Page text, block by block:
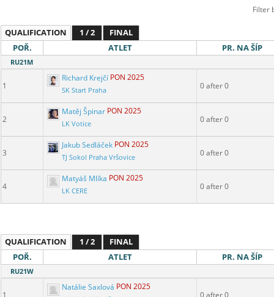
Filter
QUALIFICATION 1 / 2
FINAL
POŘ.
ATLET PR. NA ŠÍP
RU21M
1
Richard Krejčí PON 2025
SK Start Praha 0 after 0
2
Matěj Špinar PON 2025
LK Votice 0 after 0
3
Jakub Sedláček PON 2025
TJ Sokol Praha Vršovice 0 after 0
4
Matyáš Mlíka PON 2025
LK CERE 0 after 0
QUALIFICATION 1 / 2
FINAL
POŘ.
ATLET PR. NA ŠÍP
RU21W
Natálie Saxlová PON 2025